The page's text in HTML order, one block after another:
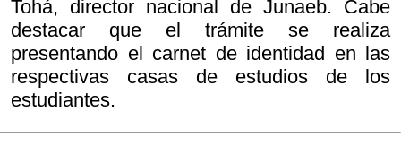
Tohá, director nacional de Junaeb. Cabe
destacar que el trámite se realiza
presentando el carnet de identidad en las
respectivas casas de estudios de los
estudiantes.